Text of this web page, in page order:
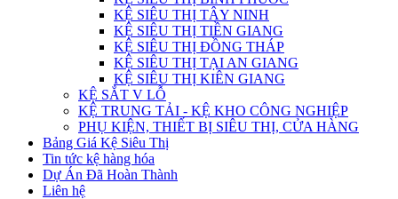
KỆ SIÊU THỊ TÂY NINH
KỆ SIÊU THỊ TIỀN GIANG
KỆ SIÊU THỊ ĐỒNG THÁP
KỆ SIÊU THỊ TẠI AN GIANG
KỆ SIÊU THỊ KIÊN GIANG
KỆ SẮT V LỖ
KỆ TRUNG TẢI - KỆ KHO CÔNG NGHIỆP
PHỤ KIỆN, THIẾT BỊ SIÊU THỊ, CỬA HÀNG
Bảng Giá Kệ Siêu Thị
Tin tức kệ hàng hóa
Dự Án Đã Hoàn Thành
Liên hệ